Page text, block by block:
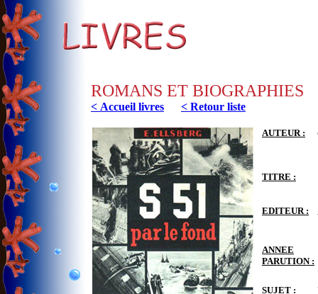
ROMANS ET BIOGRAPHIES
< Accueil livres < Retour liste
AUTEUR :
TITRE :
EDITEUR :
ANNEE
PARUTION :
SUJET :